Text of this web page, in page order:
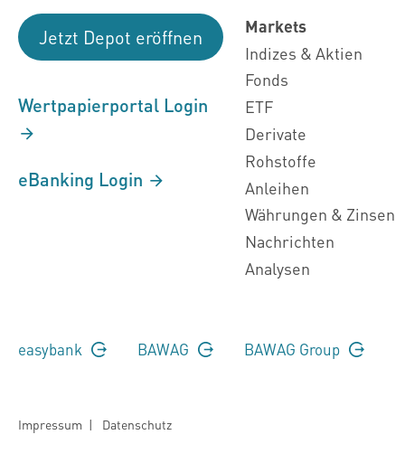
Jetzt Depot eröffnen
Wertpapierportal Login
eBanking Login
Markets
Indizes & Aktien
Fonds
ETF
Derivate
Rohstoffe
Anleihen
Währungen & Zinsen
Nachrichten
Analysen
easybank BAWAG BAWAG Group
Impressum | Datenschutz